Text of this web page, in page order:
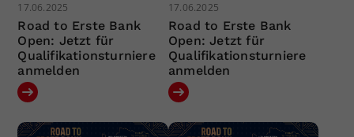
17.06.2025
Road to Erste Bank
Open: Jetzt für
Qualifikationsturniere
anmelden
17.06.2025
Road to Erste Bank
Open: Jetzt für
Qualifikationsturniere
anmelden